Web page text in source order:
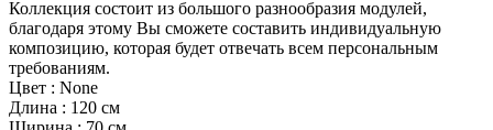
Коллекция состоит из большого разнообразия модулей,
благодаря этому Вы сможете составить индивидуальную
композицию, которая будет отвечать всем персональным
требованиям.
Цвет : None
Длина : 120 см